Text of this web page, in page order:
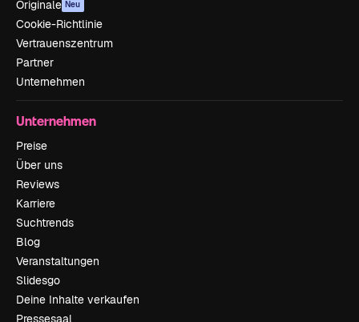
Originale Neu
Cookie-Richtlinie
Vertrauenszentrum
Partner
Unternehmen
Unternehmen
Preise
Über uns
Reviews
Karriere
Suchtrends
Blog
Veranstaltungen
Slidesgo
Deine Inhalte verkaufen
Pressesaal